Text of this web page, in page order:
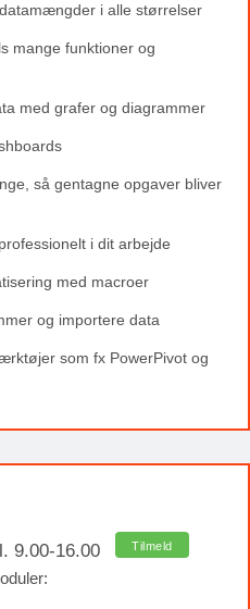
i alle størrelser
mange funktioner og
med grafer og diagrammer
så gentagne opgaver bliver
i dit arbejde
med macroer
og importere data
som fx PowerPivot og
9.00-16.00 Tilmeld